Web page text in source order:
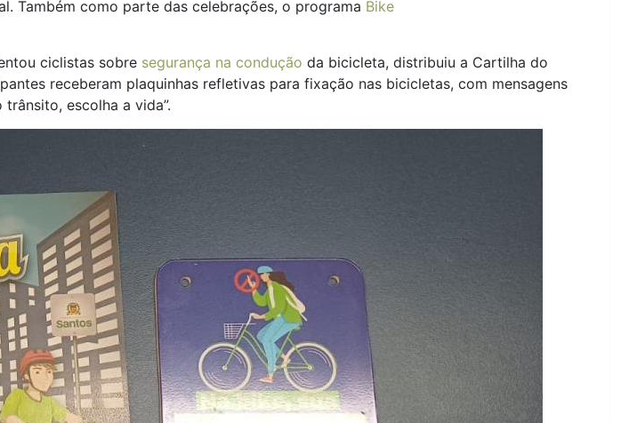
Também como parte das celebrações, o programa Bike
ciclistas sobre segurança na condução da bicicleta, distribuiu a Cartilha do
receberam plaquinhas refletivas para fixação nas bicicletas, com mensagens
escolha a vida”.